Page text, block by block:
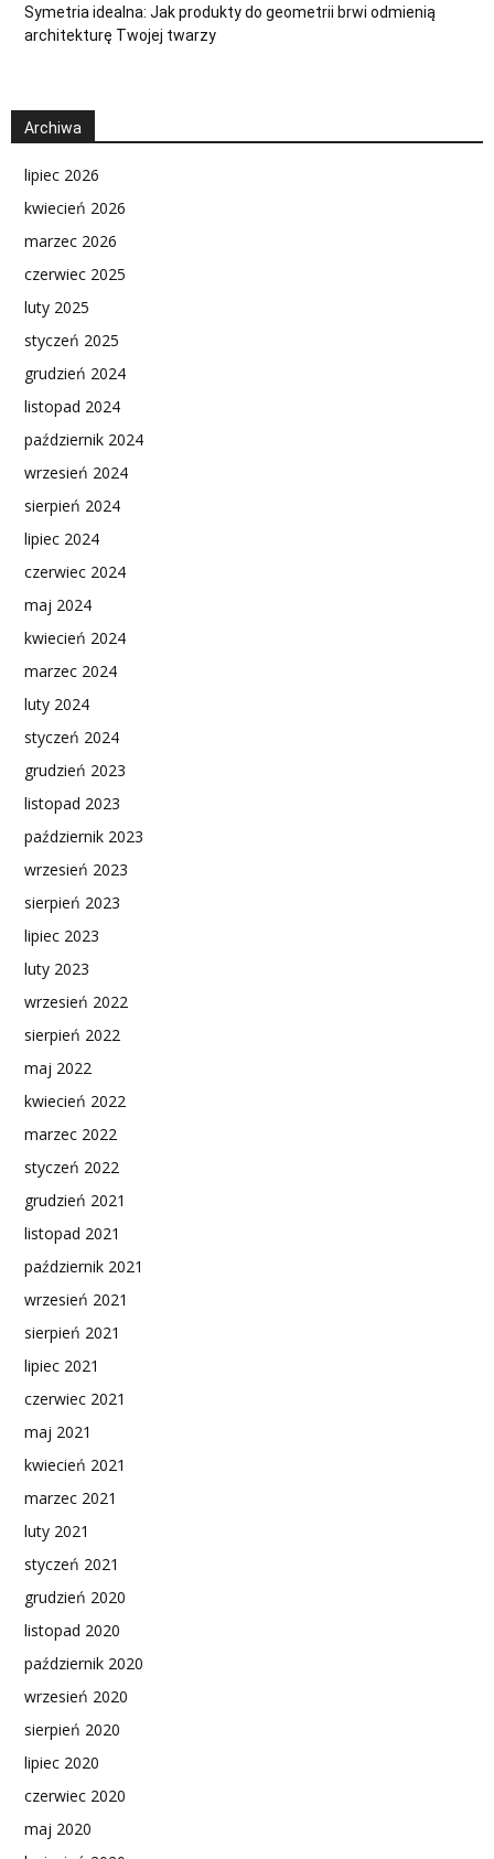
Symetria idealna: Jak produkty do geometrii brwi odmienią
architekturę Twojej twarzy
Archiwa
lipiec 2026
kwiecień 2026
marzec 2026
czerwiec 2025
luty 2025
styczeń 2025
grudzień 2024
listopad 2024
październik 2024
wrzesień 2024
sierpień 2024
lipiec 2024
czerwiec 2024
maj 2024
kwiecień 2024
marzec 2024
luty 2024
styczeń 2024
grudzień 2023
listopad 2023
październik 2023
wrzesień 2023
sierpień 2023
lipiec 2023
luty 2023
wrzesień 2022
sierpień 2022
maj 2022
kwiecień 2022
marzec 2022
styczeń 2022
grudzień 2021
listopad 2021
październik 2021
wrzesień 2021
sierpień 2021
lipiec 2021
czerwiec 2021
maj 2021
kwiecień 2021
marzec 2021
luty 2021
styczeń 2021
grudzień 2020
listopad 2020
październik 2020
wrzesień 2020
sierpień 2020
lipiec 2020
czerwiec 2020
maj 2020